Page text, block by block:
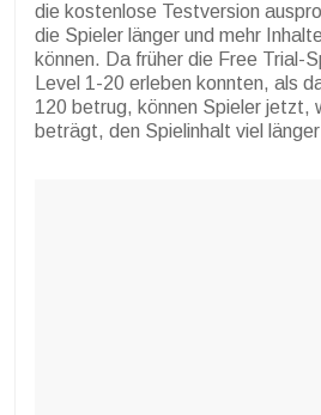
die kostenlose Testversion
die Spieler länger und mehr
können. Da früher die Free Trial-
Level 1-20 erleben konnten, als
120 betrug, können Spieler jetzt,
beträgt, den Spielinhalt viel